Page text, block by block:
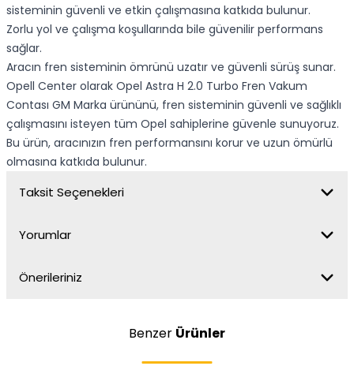
sisteminin güvenli ve etkin çalışmasına katkıda bulunur.
Zorlu yol ve çalışma koşullarında bile güvenilir performans
sağlar.
Aracın fren sisteminin ömrünü uzatır ve güvenli sürüş sunar.
Opell Center olarak Opel Astra H 2.0 Turbo Fren Vakum
Contası GM Marka ürününü, fren sisteminin güvenli ve sağlıklı
çalışmasını isteyen tüm Opel sahiplerine güvenle sunuyoruz.
Bu ürün, aracınızın fren performansını korur ve uzun ömürlü
olmasına katkıda bulunur.
Taksit Seçenekleri
Yorumlar
Önerileriniz
Benzer Ürünler